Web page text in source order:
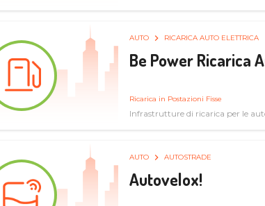
AUTO RICARICA AUTO ELETTRICA
Be Power Ricarica
Ricarica in Postazioni Fisse
Infrastrutture di ricarica per le
AUTO AUTOSTRADE
Autovelox!